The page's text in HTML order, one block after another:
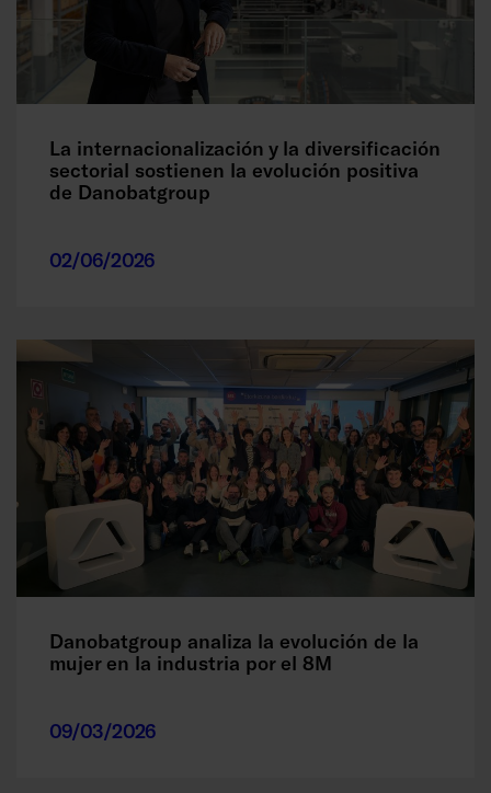
La internacionalización y la diversificación
sectorial sostienen la evolución positiva
de Danobatgroup
02/06/2026
Danobatgroup analiza la evolución de la
mujer en la industria por el 8M
09/03/2026